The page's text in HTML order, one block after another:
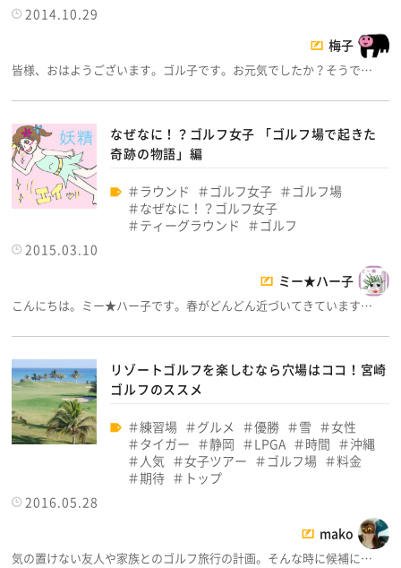
2014.10.29
梅子
皆様、おはようございます。ゴル子です。お元気でしたか？そうで…
なぜなに！？ゴルフ女子 「ゴルフ場で起きた
奇跡の物語」編
ラウンド ゴルフ女子
ゴルフ場
なぜなに！？ゴルフ女子
ティーグラウンド
ゴルフ
2015.03.10
ミー★ハー子
こんにちは。ミー★ハー子です。春がどんどん近づいてきています…
リゾートゴルフを楽しむなら穴場はココ！宮崎
ゴルフのススメ
練習場 グルメ 優勝 雪
女性
タイガー
静岡 LPGA 時間
沖縄
人気
女子ツアー ゴルフ場
料金
期待
トップ
2016.05.28
mako
気の置けない友人や家族とのゴルフ旅行の計画。そんな時に候補に…